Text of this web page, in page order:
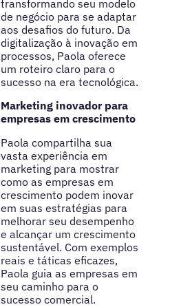
transformando seu modelo
de negócio para se adaptar
aos desafios do futuro. Da
digitalização à inovação em
processos, Paola oferece
um roteiro claro para o
sucesso na era tecnológica.
Marketing inovador para
empresas em crescimento
Paola compartilha sua
vasta experiência em
marketing para mostrar
como as empresas em
crescimento podem inovar
em suas estratégias para
melhorar seu desempenho
e alcançar um crescimento
sustentável. Com exemplos
reais e táticas eficazes,
Paola guia as empresas em
seu caminho para o
sucesso comercial.